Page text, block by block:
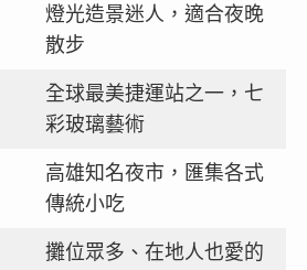
燈光造景迷人，適合夜晚
散步
全球最美捷運站之一，七
彩玻璃藝術
高雄知名夜市，匯集各式
傳統小吃
攤位眾多、在地人也愛的